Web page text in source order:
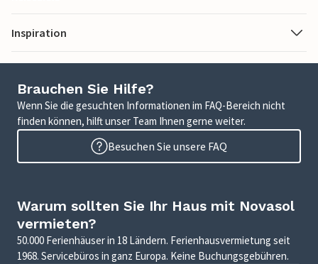
Inspiration
Brauchen Sie Hilfe?
Wenn Sie die gesuchten Informationen im FAQ-Bereich nicht
finden können, hilft unser Team Ihnen gerne weiter.
Besuchen Sie unsere FAQ
Warum sollten Sie Ihr Haus mit Novasol
vermieten?
50.000 Ferienhäuser in 18 Ländern. Ferienhausvermietung seit
1968. Servicebüros in ganz Europa. Keine Buchungsgebühren.